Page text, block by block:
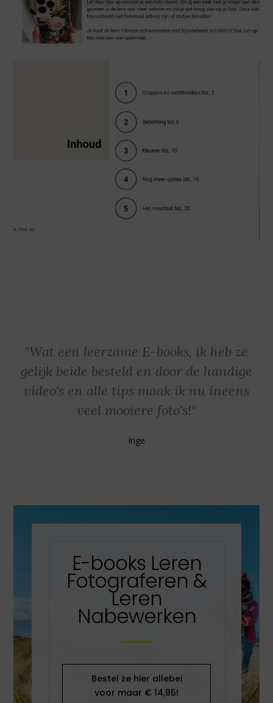
"Wat een leerzame E-books, ik heb ze
gelijk beide besteld en door de handige
video's en alle tips maak ik nu ineens
veel mooiere foto's!"
Inge
E-books Leren
Fotograferen &
Leren
Nabewerken
Bestel ze hier allebei
voor maar € 14,95!